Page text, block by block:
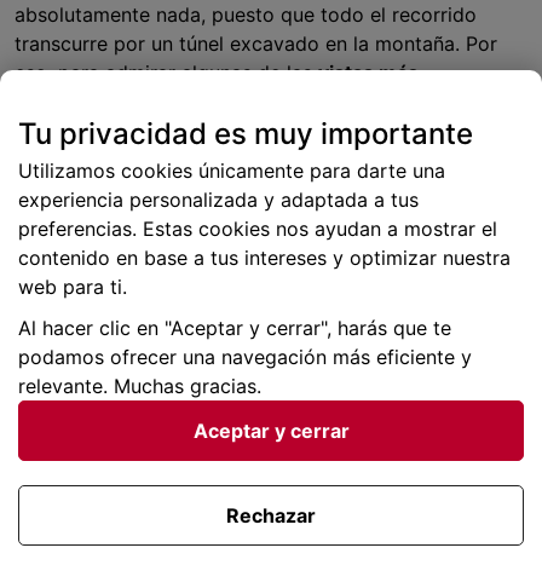
absolutamente nada, puesto que todo el recorrido
transcurre por un túnel excavado en la montaña. Por
eso, para admirar algunas de lasvistas más
caminar
En el pueblo encontrarás un par de
restaurantes e incluso un albergue, por si se te hace
La Peral
Este es uno de los pueblos que no te creerás que has
encontrado, cuando llegues con tu coche
Se trata
de un punto completamenteanclado en el pasado
pertenece al concejo de Somiedo.
Estos pueblos se llamaban “brañas” y es
los “vaqueiros”, pastores de ovejas y vacas durante las
épocas que hacía buen tiempo. Cuando llegaba el
invierno, estos buscaban refugio en puntos más bajos y
menos fríos
Tu privacidad es muy importante
Utilizamos cookies únicamente para darte una
experiencia personalizada y adaptada a tus
preferencias. Estas cookies nos ayudan a mostrar el
contenido en base a tus intereses y optimizar nuestra
web para ti.
Al hacer clic en "Aceptar y cerrar", harás que te
podamos ofrecer una navegación más eficiente y
relevante. Muchas gracias.
Aceptar y cerrar
Rechazar